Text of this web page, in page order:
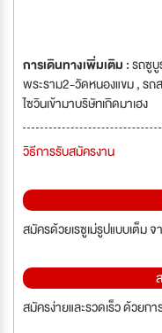
การเดินทางเพิ่มเติม :รถซู
พระราม2-วัดหนองแขม , ร
ไซวินเข้ามาบริษัทเกิดมาเฮง
วิธีการรับสมัครงาน
สมัครด้วยเรซูเม่รูปแบบเต็ม
สมัครง่ายและรวดเร็ว ด้วยก